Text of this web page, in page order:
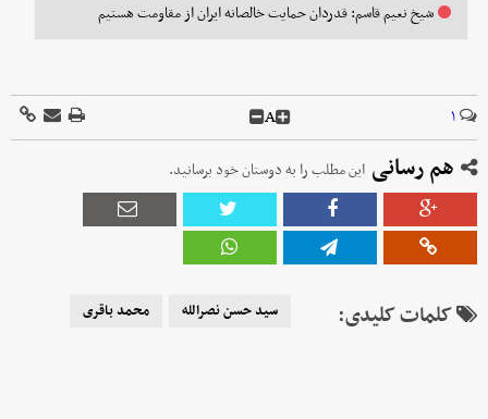
شیخ نعیم قاسم: قدردان حمایت خالصانه ایران از مقاومت هستیم
۱ A
هم رسانی این مطلب را به دوستان خود برسانید.
کلمات کلیدی: سید حسن نصرالله محمد باقری